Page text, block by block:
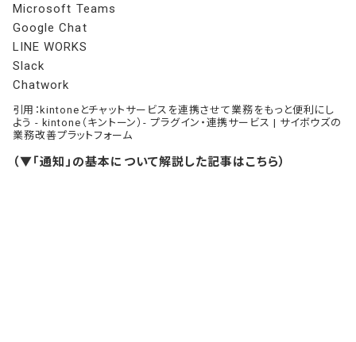
Microsoft Teams
Google Chat
LINE WORKS
Slack
Chatwork
引用： kintoneとチャットサービスを連携させて業務をもっと便利にし
よう - kintone（キントーン）- プラグイン・連携サービス | サイボウズの
業務改善プラットフォーム
（▼「通知」の基本について解説した記事はこちら）